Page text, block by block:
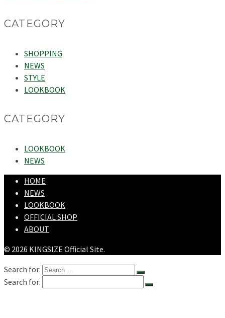
CATEGORY
SHOPPING
NEWS
STYLE
LOOKBOOK
CATEGORY
LOOKBOOK
NEWS
HOME
NEWS
LOOKBOOK
OFFICIAL SHOP
ABOUT
© 2026 KINGSIZE Official Site.
Search for:
Search for: